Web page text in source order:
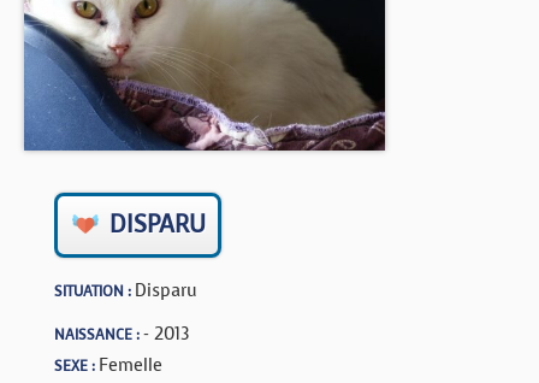
NOUS AIDER
CONTACT
BOUTIQUE
FORUM
DISPARU
SITUATION : Disparu
NAISSANCE :- 2013
SEXE : Femelle